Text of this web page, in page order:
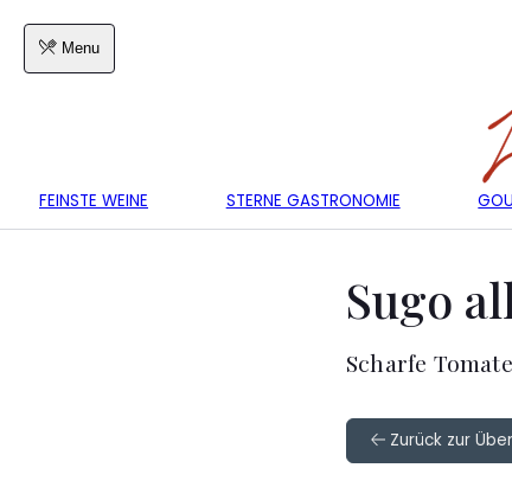
Menu
FEINSTE WEINE STERNE GASTRONOMIE
Sugo
Scharfe
Zurück zur